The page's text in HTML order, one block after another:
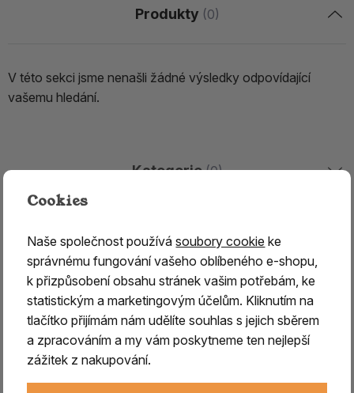
Produkty (0)
V této sekci jsme nenašli žádné výsledky odpovídající
vašemu hledání.
Kategorie(0)
Stránky(0)
Blog(0)
Cookies
Naše společnost používásoubory cookie ke
správnému fungování vašeho oblíbeného e-shopu,
k přizpůsobení obsahu stránek vašim potřebám, ke
statistickým a marketingovým účelům. Kliknutím na
tlačítko přijímám nám udělíte souhlas s jejich sběrem
a zpracováním a my vám poskytneme ten nejlepší
zážitek z nakupování.